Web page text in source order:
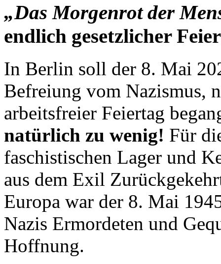
„Das Morgenrot der
endlich gesetzlicher
In Berlin soll der 8. Mai
Befreiung vom Nazismus,
arbeitsfreier Feiertag
natürlich zu wenig! Für
faschistischen Lager und
aus dem Exil
Europa war der 8. Mai
Nazis Ermordeten und
Hoffnung.